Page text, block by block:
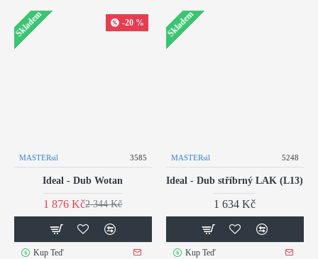
Skladem -20 %
MASTERsil 3585
Ideal - Dub Wotan
1 876 Kč2 344 Kč
Kup Teď
Skladem
MASTERsil 5248
Ideal - Dub stříbrný LAK (L13)
1 634 Kč
Kup Teď